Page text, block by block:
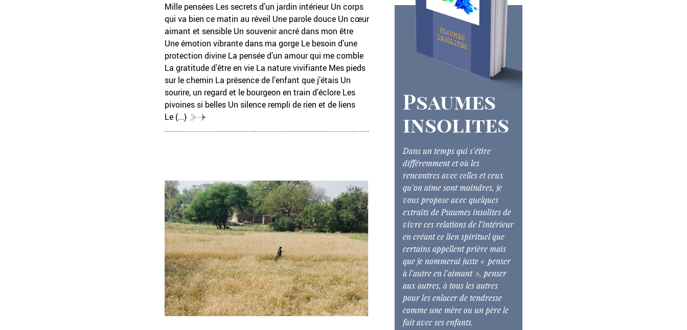
Mille pensées Les secrets d’un jardin intérieur Un corps
qui va bien ce matin au réveil Une parole douce Un cœur
aimant et sensible Un souvenir ancré dans mon être
Une émotion vibrante dans ma gorge Le besoin d’une
protection divine La pensée d’un amour qui me comble
La gratitude d’être en vie La nature vivifiante Mes pieds
sur le chemin La présence de l’enfant que j’étais Un
sourire, un regard et le bourgeon en train d’éclore Les
pivoines si belles Un silence rempli de rien et de liens
Le (...)
Psaumes
insolites
Dans un temps qui s’étire
différemment et où les
rencontres avec celles et ceux
qu’on aime sont moindres, je
vous propose avec quelques
extraits dePsaumes insolitesde
vivre ces relations de l’intérieur
en créant ce lien spirituel que
certains appellent prière mais
que je nommerai juste « penser
à l’autre en l’aimant », penser
aux autres, à tous les autres
pour les enlacer de tendresse
comme une mère ou un père le
fait avec ses enfants.